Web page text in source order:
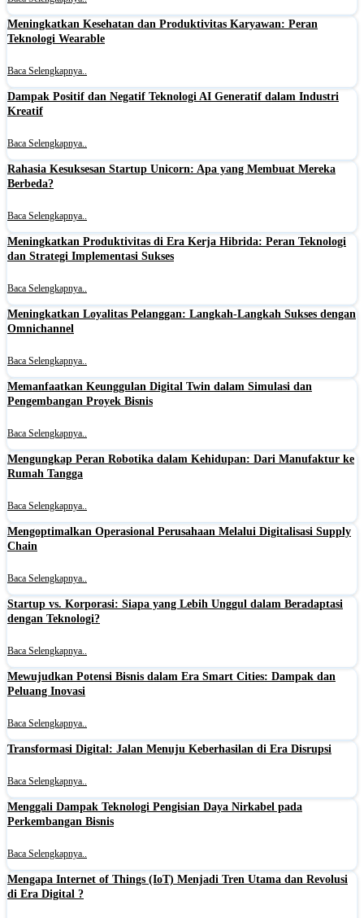
Meningkatkan Kesehatan dan Produktivitas Karyawan: Peran
Teknologi Wearable
Baca Selengkapnya..
Dampak Positif dan Negatif Teknologi AI Generatif dalam Industri
Kreatif
Baca Selengkapnya..
Rahasia Kesuksesan Startup Unicorn: Apa yang Membuat Mereka
Berbeda?
Baca Selengkapnya..
Meningkatkan Produktivitas di Era Kerja Hibrida: Peran Teknologi
dan Strategi Implementasi Sukses
Baca Selengkapnya..
Meningkatkan Loyalitas Pelanggan: Langkah-Langkah Sukses dengan
Omnichannel
Baca Selengkapnya..
Memanfaatkan Keunggulan Digital Twin dalam Simulasi dan
Pengembangan Proyek Bisnis
Baca Selengkapnya..
Mengungkap Peran Robotika dalam Kehidupan: Dari Manufaktur ke
Rumah Tangga
Baca Selengkapnya..
Mengoptimalkan Operasional Perusahaan Melalui Digitalisasi Supply
Chain
Baca Selengkapnya..
Startup vs. Korporasi: Siapa yang Lebih Unggul dalam Beradaptasi
dengan Teknologi?
Baca Selengkapnya..
Mewujudkan Potensi Bisnis dalam Era Smart Cities: Dampak dan
Peluang Inovasi
Baca Selengkapnya..
Transformasi Digital: Jalan Menuju Keberhasilan di Era Disrupsi
Baca Selengkapnya..
Menggali Dampak Teknologi Pengisian Daya Nirkabel pada
Perkembangan Bisnis
Baca Selengkapnya..
Mengapa Internet of Things (IoT) Menjadi Tren Utama dan Revolusi
di Era Digital ?